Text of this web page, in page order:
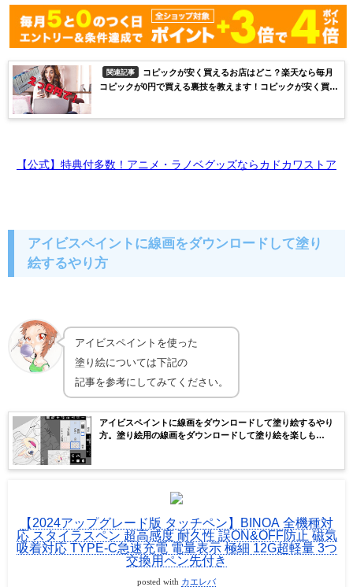
関連記事
コピックが安く買えるお店はどこ？楽天なら毎月
コピックが0円で買える裏技を教えます！コピックが安く買え
【公式】特典付多数！アニメ・ラノベグッズならカドカワストア
アイビスペイントに線画をダウンロードして塗り
絵するやり方
アイビスペイントを使った
塗り絵については下記の
記事を参考にしてみてください。
アイビスペイントに線画をダウンロードして塗り絵するやり
方。塗り絵用の線画をダウンロードして塗り絵を楽しも
【2024アップグレード版 タッチペン】BINOA 全機種対
応 スタイラスペン 超高感度 耐久性 誤ON&OFF防止 磁気
吸着対応 TYPE-C急速充電 電量表示 極細 12G超軽量 3つ
交換用ペン先付き
posted with カエレバ